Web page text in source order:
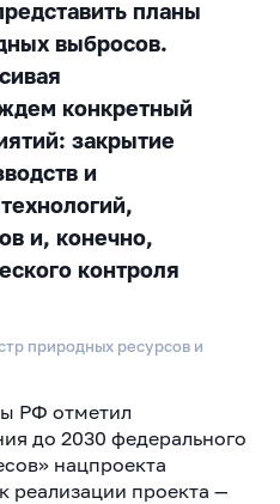
планы
выбросов.
конкретный
закрытие
и
и, конечно,
контроля
природных ресурсов и
РФ отметил
до 2030 федерального
нацпроекта
реализации проекта —